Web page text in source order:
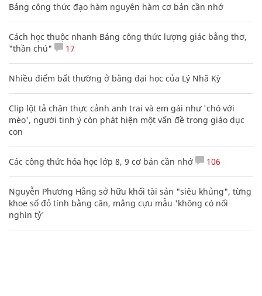
Bảng công thức đạo hàm nguyên hàm cơ bản cần nhớ
Cách học thuộc nhanh Bảng công thức lượng giác bằng thơ,
"thần chú"
17
Nhiều điểm bất thường ở bằng đại học của Lý Nhã Kỳ
Clip lột tả chân thực cảnh anh trai và em gái như 'chó với
mèo', người tinh ý còn phát hiện một vấn đề trong giáo dục
con
Các công thức hóa học lớp 8, 9 cơ bản cần nhớ 106
Nguyễn Phương Hằng sở hữu khối tài sản "siêu khủng", từng
khoe sổ đỏ tính bằng cân, mắng cựu mẫu 'không có nổi
nghìn tỷ'